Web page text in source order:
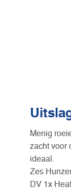
Menig
zacht voor
ideaal.
Zes
DV 1x